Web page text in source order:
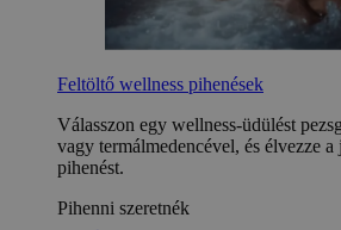
Feltöltő wellness pihenések
Válasszon egy wellness-üdülést
vagy termálmedencével, és élvezze
pihenést.
Pihenni szeretnék